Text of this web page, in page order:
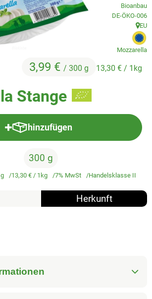
Stange
3,99 € / 300 g 13,30 € / 1kg
Bioanbau
, Kontrollstelle:
DE-ÖKO-006
,
EU
,
Mozzarella
hinzufügen
Produkt zum Warenkorb
300 g
13,30 € / 1kg 7% MwSt Handelsklasse II
Herkunft